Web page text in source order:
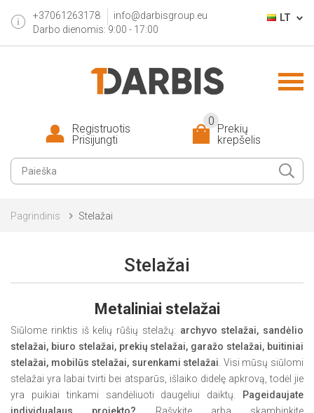
+37061263178
info@darbisgroup.eu
Darbo dienomis: 9:00 - 17:00
LT
Prekių
krepšelis
0
Registruotis
Prisijungti
Pagrindinis Stelažai
Stelažai
Metaliniai stelažai
Siūlome rinktis iš kelių rūšių stelažų: archyvo stelažai, sandėlio
stelažai, biuro stelažai, prekių stelažai, garažo stelažai, buitiniai
stelažai, mobilūs stelažai, surenkami stelažai . Visi mūsų siūlomi
stelažai yra labai tvirti bei atsparūs, išlaiko didelę apkrovą, todėl jie
yra puikiai tinkami sandėliuoti daugeliui daiktų.
Pageidaujate